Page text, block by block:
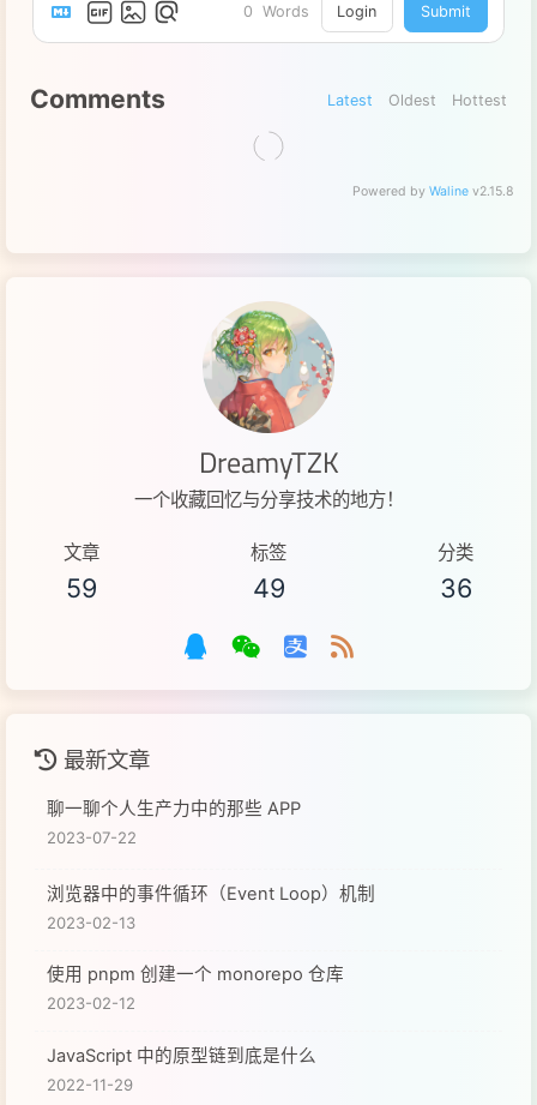
0 Words Login Submit
Comments Latest Oldest Hottest
Powered by Waline v2.15.8
DreamyTZK
一个收藏回忆与分享技术的地方！
文章
59
标签
49
分类
36
最新文章
聊一聊个人生产力中的那些 APP
2023-07-22
浏览器中的事件循环（Event Loop）机制
2023-02-13
使用 pnpm 创建一个 monorepo 仓库
2023-02-12
JavaScript 中的原型链到底是什么
2022-11-29